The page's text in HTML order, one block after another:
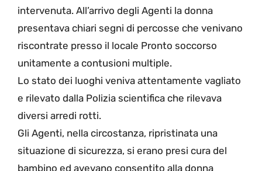
intervenuta. All’arrivo degli Agenti la donna
presentava chiari segni di percosse che venivano
riscontrate presso il locale Pronto soccorso
unitamente a contusioni multiple.
Lo stato dei luoghi veniva attentamente vagliato
e rilevato dalla Polizia scientifica che rilevava
diversi arredi rotti.
Gli Agenti, nella circostanza, ripristinata una
situazione di sicurezza, si erano presi cura del
bambino ed avevano consentito alla donna